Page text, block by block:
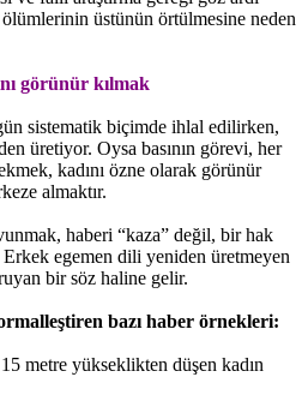
üstünün örtülmesine neden
görünür kılmak
sistematik biçimde ihlal edilirken,
üretiyor. Oysa basının görevi, her
kadını özne olarak görünür
almaktır.
haberi “kaza” değil, bir hak
egemen dili yeniden üretmeyen
bir söz haline gelir.
bazı haber örnekleri:
metre yükseklikten düşen kadın